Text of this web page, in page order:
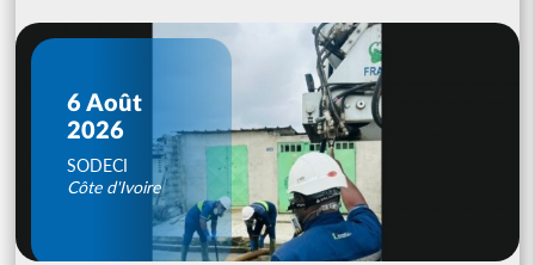
6 Août
2026
SODECI
Côte d'Ivoire